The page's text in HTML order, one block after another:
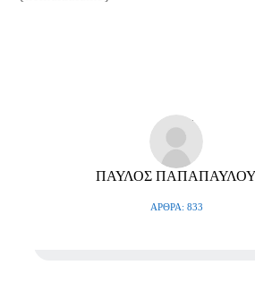
ΠΑΥΛΟΣ ΠΑΠΑΠΑΥΛΟΥ
ΆΡΘΡΑ: 833